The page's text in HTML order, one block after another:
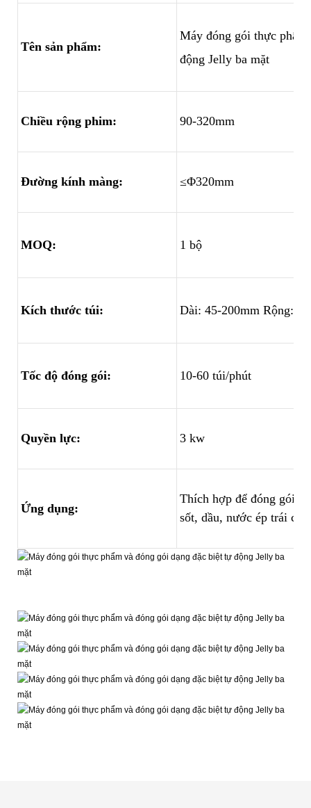
Tên sản phẩm:
Máy đóng gói thực
động Jelly ba mặt
Chiều rộng phim: 90-320mm
Đường kính màng: ≤Φ320mm
MOQ: 1 bộ
Kích thước túi: Dài: 45-200mm Rộng:
Tốc độ đóng gói: 10-60 túi/phút
Quyền lực: 3 kw
Ứng dụng:
Thích hợp để đóng gói
sốt, dầu, nước ép trái